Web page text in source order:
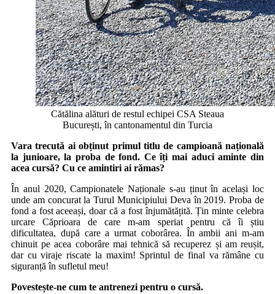
Cătălina alături de restul echipei CSA Steaua
București, în cantonamentul din Turcia
Vara trecută ai obținut primul titlu de campioană națională
la junioare, la proba de fond. Ce îți mai aduci aminte din
acea cursă? Cu ce amintiri ai rămas?
În anul 2020, Campionatele Naționale s-au ținut în același loc
unde am concurat la Turul Municipiului Deva în 2019. Proba de
fond a fost aceeași, doar că a fost înjumătățită. Țin minte celebra
urcare Căprioara de care m-am speriat pentru că îi știu
dificultatea, după care a urmat coborârea. În ambii ani m-am
chinuit pe acea coborâre mai tehnică să recuperez și am reușit,
dar cu viraje riscate la maxim! Sprintul de final va rămâne cu
siguranță în sufletul meu!
Povestește-ne cum te antrenezi pentru o cursă.